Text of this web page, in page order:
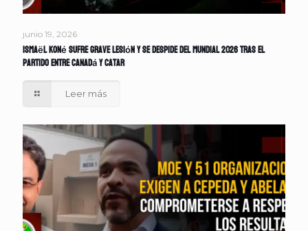
junio 19, 2026
Ismaël Koné sufre grave lesión y se despide del Mundial 2026 tras el
partido entre Canadá y Catar
Leer más